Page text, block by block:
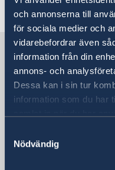
och annonserna till
för sociala medier och
vidarebefordrar även
information från din
annons- och
Dessa kan i sin tur
information som du har
Nödvändig
Senast uppdaterad 20
Sverige i
Sveriges
Kroatien
Sveriges